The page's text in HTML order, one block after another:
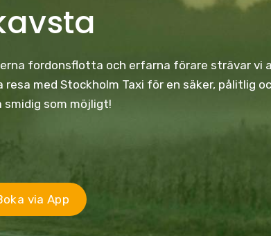
fordonsflotta och erfarna förare strävar
med Stockholm Taxi för en säker, pålitlig
smidig som möjligt!
via App